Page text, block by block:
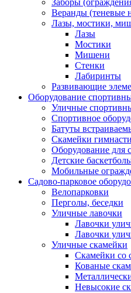
Заборы
Веранды (теневые
Лазы, мостики,
Лазы
Мостики
Мишени
Стенки
Лабиринты
Развивающие
Оборудование
Уличные
Спортивное
Батуты
Скамейки
Оборудование для
Детские
Мобильные
Садово-парковое
Велопарковки
Перголы, беседки
Уличные лавочки
Лавочки
Лавочки
Уличные скамейки
Скамейки со
Кованые
Невысокие